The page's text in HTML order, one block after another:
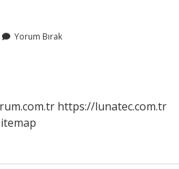
Yorum Bırak
https://lunatec.com.tr